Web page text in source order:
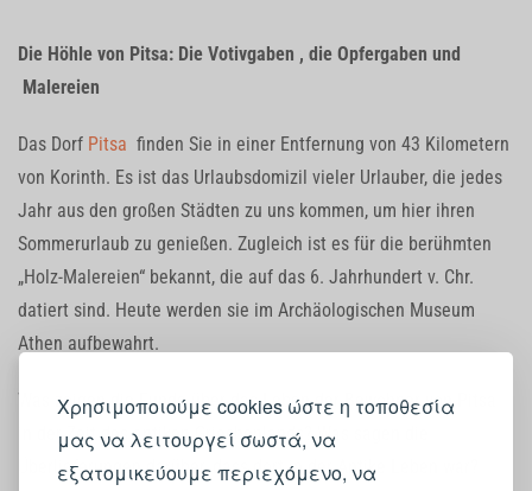
Χρησιμοποιούμε cookies ώστε η τοποθεσία
μας να λειτουργεί σωστά, να
εξατομικεύουμε περιεχόμενο, να
Die Höhle von Pitsa: Die Votivgaben , die Opfergaben und
Malereien
Das Dorf Pitsa finden Sie in einer Entfernung von 43 Kilometern
von Korinth. Es ist das Urlaubsdomizil vieler Urlauber, die jedes
Jahr aus den großen Städten zu uns kommen, um hier ihren
Sommerurlaub zu genießen. Zugleich ist es für die berühmten
„Holz-Malereien“ bekannt, die auf das 6. Jahrhundert v. Chr.
datiert sind. Heute werden sie im Archäologischen Museum
Athen aufbewahrt.
Was zeigen die Funde über das Leben der Bewohner von Pitsa
in der Zeit des antiken Griechenlands? Was sagen die
Überlieferungen darüber, dass dort in der Antike Leben war?